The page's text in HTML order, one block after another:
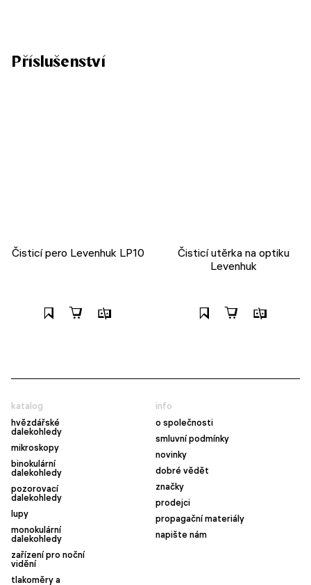
Příslušenství
Čisticí pero Levenhuk LP10
Čisticí utěrka na optiku
Levenhuk
katalog
hvězdářské
dalekohledy
mikroskopy
binokulární
dalekohledy
pozorovací
dalekohledy
lupy
monokulární
dalekohledy
zařízení pro noční
vidění
tlakoměry a
info
o společnosti
smluvní podmínky
novinky
dobré vědět
značky
prodejci
propagační materiály
napište nám